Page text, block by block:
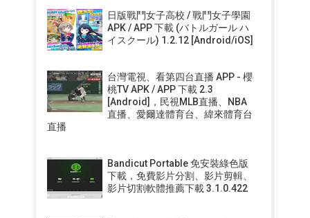
日版戰鬥女子高校 / 戰鬥女子學園
APK / APP 下載 (バトルガール ハ
イスクール) 1.2.12 [Android/iOS]
台灣電視、看第四台直播 APP - 櫻
桃TV APK / APP 下載 2.3
[Android]，民視MLB直播、NBA
直播、愛爾達體育台、緯來體育台
直播
Bandicut Portable 免安裝綠色版
下載，免費影片分割、影片剪輯、
影片切割軟體推薦下載 3.1.0.422